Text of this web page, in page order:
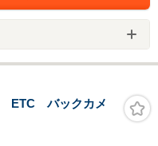
ETC バックカメ